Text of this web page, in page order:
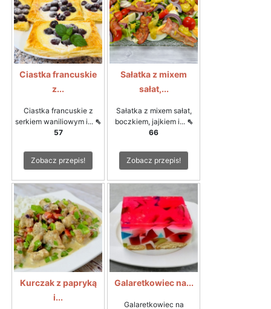
Ciastka francuskie
z...
Ciastka francuskie z
serkiem waniliowym i... ⇖
57
Zobacz przepis!
Sałatka z mixem
sałat,...
Sałatka z mixem sałat,
boczkiem, jajkiem i... ⇖
66
Zobacz przepis!
Kurczak z papryką
i...
Galaretkowiec na...
Galaretkowiec na